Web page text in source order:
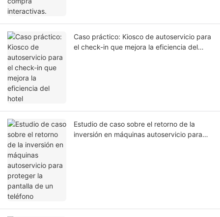
Caso práctico: Kiosco de autoservicio para
el check-in que mejora la eficiencia del
Estudio de caso sobre el retorno de la
inversión en máquinas autoservicio para